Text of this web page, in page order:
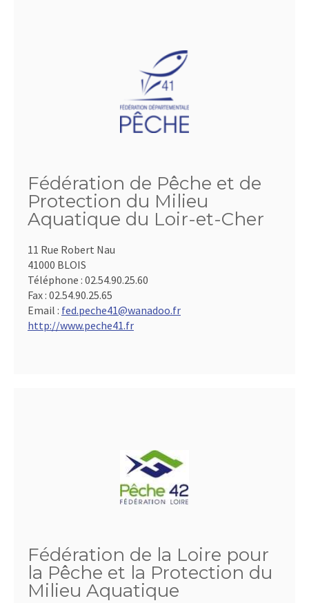
Fédération de Pêche et de
Protection du Milieu
Aquatique du Loir-et-Cher
11 Rue Robert Nau
41000 BLOIS
Téléphone : 02.54.90.25.60
Fax : 02.54.90.25.65
Email : fed.peche41@wanadoo.fr
http://www.peche41.fr
Fédération de la Loire pour
la Pêche et la Protection du
Milieu Aquatique